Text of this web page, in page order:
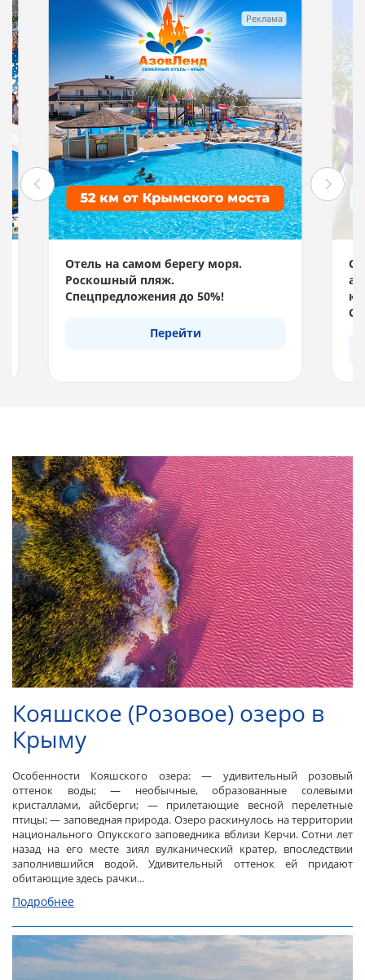
Реклама
Отель на самом берегу моря.
Роскошный пляж.
Спецпредложения до 50%!
Перейти
Кояшское (Розовое) озеро в
Крыму
Особенности Кояшского озера: — удивительный розовый
оттенок воды; — необычные, образованные солевыми
кристаллами, айсберги; — прилетающие весной перелетные
птицы; — заповедная природа. Озеро раскинулось на территории
национального Опукского заповедника вблизи Керчи. Сотни лет
назад на его месте зиял вулканический кратер, впоследствии
заполнившийся водой. Удивительный оттенок ей придают
обитающие здесь рачки...
Подробнее